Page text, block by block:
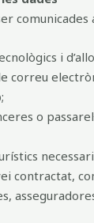
comunicades
i
correu
o
contractat,